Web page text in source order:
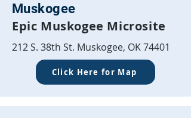
Muskogee
Epic Muskogee Microsite
212 S. 38th St. Muskogee, OK 74401
Click Here for Map